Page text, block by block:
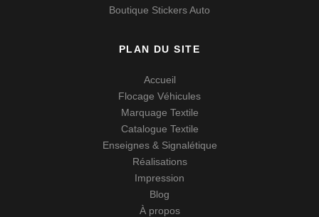
Boutique Stickers Auto
PLAN DU SITE
Accueil
Flocage Véhicules
Marquage Textile
Catalogue Textile
Enseignes & Signalétique
Réalisations
Impression
Blog
À propos